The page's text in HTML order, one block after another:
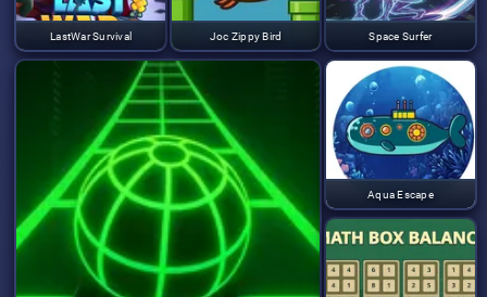
LastWar Survival Joc Zippy Bird Space Surfer
Aqua Escape